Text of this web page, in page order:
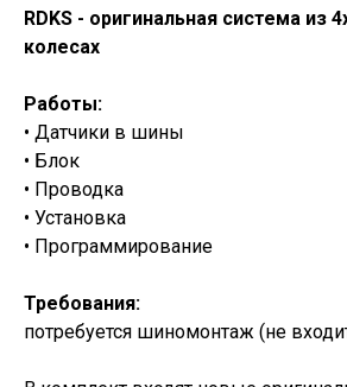
RDKS - оригинальная система из
колесах
Работы:
• Датчики в шины
• Блок
• Проводка
• Установка
• Программирование
Требования:
потребуется шиномонтаж (не